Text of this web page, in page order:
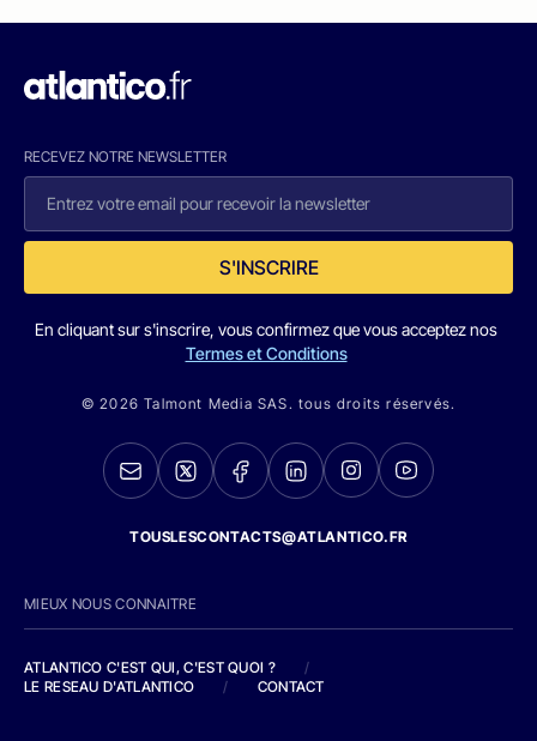
RECEVEZ NOTRE NEWSLETTER
S'INSCRIRE
En cliquant sur s'inscrire, vous confirmez que vous acceptez nos
Termes et Conditions
© 2026 Talmont Media SAS. tous droits réservés.
TOUSLESCONTACTS@ATLANTICO.FR
MIEUX NOUS CONNAITRE
ATLANTICO C'EST QUI, C'EST QUOI ?
/
LE RESEAU D'ATLANTICO
/ CONTACT